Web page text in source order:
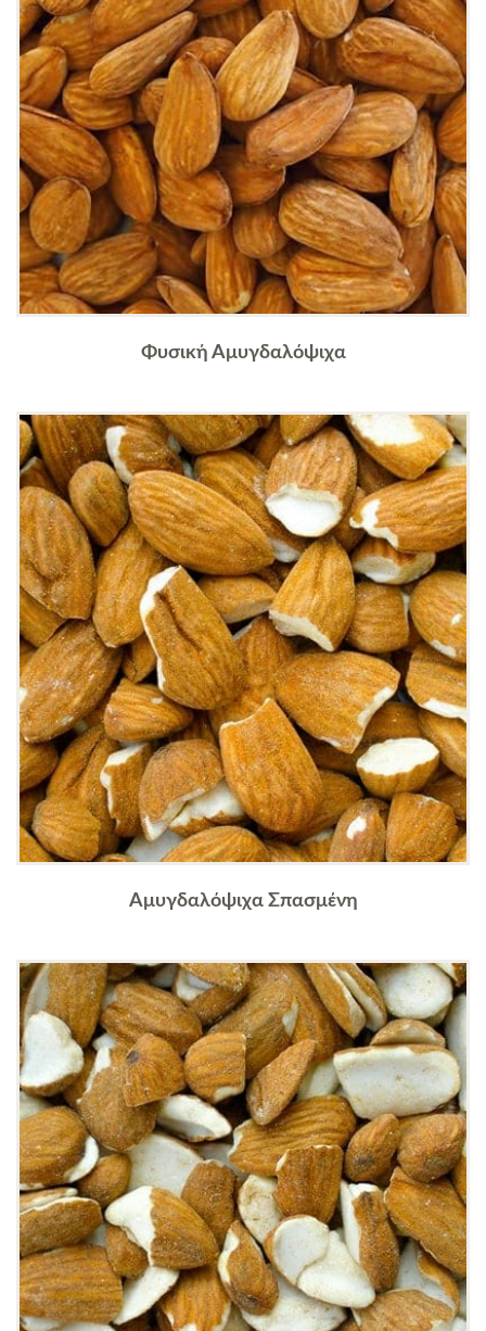
Φυσική Αμυγδαλόψιχα
Αμυγδαλόψιχα Σπασμένη